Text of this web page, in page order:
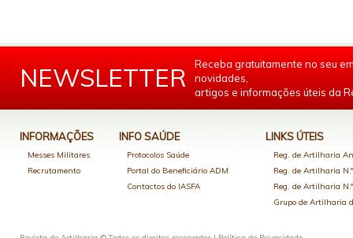
NEWSLETTER
Receba gratuitamente no seu
novidades,
artigos e informações úteis da
INFORMAÇÕES
Messes Militares
Recrutamento
INFO SAÚDE
Protocolos Saúde
Portal do Beneficiário ADM
Contactos do IASFA
LINKS ÚTEIS
Reg. de Artilharia
Reg. de Artilharia
Reg. de Artilharia
Grupo de Artilharia